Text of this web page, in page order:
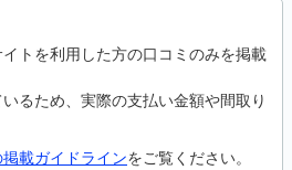
トを利用した方の口コミのみを掲載
るため、実際の支払い金額や間取り
載ガイドラインをご覧ください。